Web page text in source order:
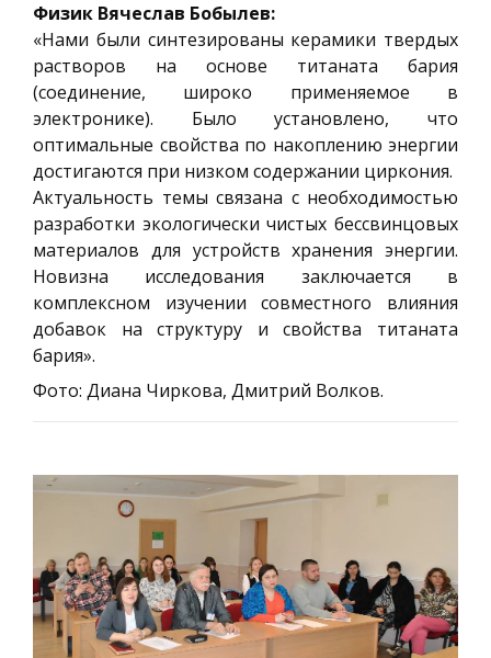
Физик Вячеслав Бобылев:
«Нами были синтезированы керамики твердых
растворов на основе титаната бария
(соединение, широко применяемое в
электронике). Было установлено, что
оптимальные свойства по накоплению энергии
достигаются при низком содержании циркония.
Актуальность темы связана с необходимостью
разработки экологически чистых бессвинцовых
материалов для устройств хранения энергии.
Новизна исследования заключается в
комплексном изучении совместного влияния
добавок на структуру и свойства титаната
бария».
Фото: Диана Чиркова, Дмитрий Волков.